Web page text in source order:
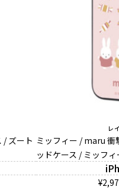
/ ズート
レ
ミッフィー / maru 衝
ッドケース / ミッフ